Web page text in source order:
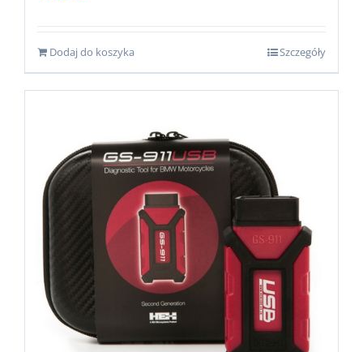
Dodaj do koszyka Szczegóły